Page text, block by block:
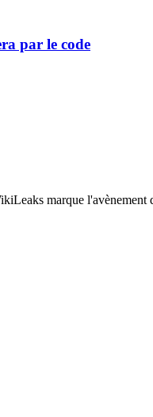
par le code
marque l'avènement